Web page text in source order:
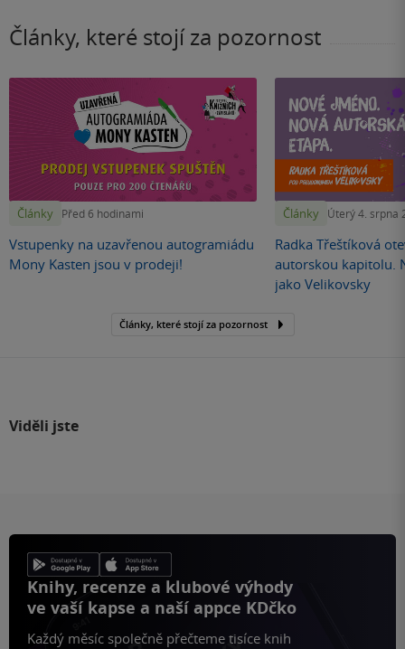
Články, které stojí za pozornost
Články Před 6 hodinami
Vstupenky na uzavřenou autogramiádu
Mony Kasten jsou v prodeji!
Články Úterý 4. srpna
Radka Třeštíková
autorskou kapitolu.
jako Velikovsky
Články, které stojí za pozornost
Viděli jste
Knihy, recenze a klubové výhody
ve vaší kapse a naší appce KDčko
Každý měsíc společně přečteme tisíce knih